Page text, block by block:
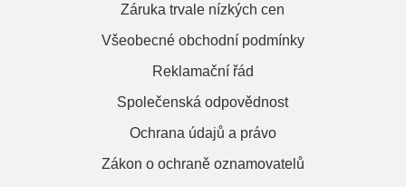
Záruka trvale nízkých cen
Všeobecné obchodní podmínky
Reklamační řád
Společenská odpovědnost
Ochrana údajů a právo
Zákon o ochraně oznamovatelů